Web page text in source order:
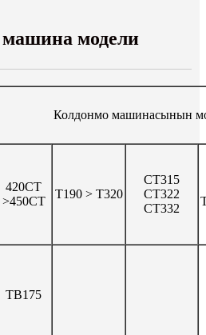
модели
Колдонмо машинасынын
420CT
>450CT
Т190 > Т320
CT315
CT322
CT332
TB175